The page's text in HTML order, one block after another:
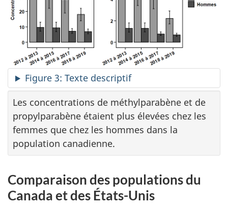
Figure 3: Texte descriptif
Les concentrations de méthylparabène et de
propylparabène étaient plus élevées chez les
femmes que chez les hommes dans la
population canadienne.
Comparaison des populations du
Canada et des États-Unis